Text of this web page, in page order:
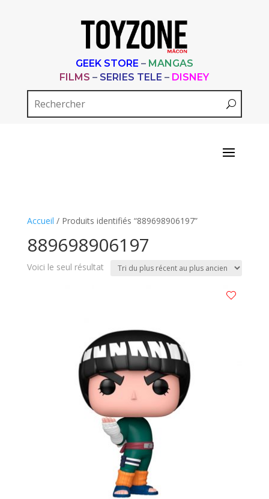
GEEK STORE – MANGAS
FILMS – SERIES TELE – DISNEY
Accueil / Produits identifiés “889698906197”
889698906197
Voici le seul résultat